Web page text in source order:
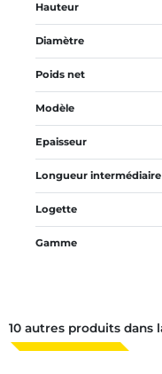
Hauteur
Diamètre
Poids net
Modèle
Epaisseur
Longueur intermédiaire
Logette
Gamme
10 autres produits dans